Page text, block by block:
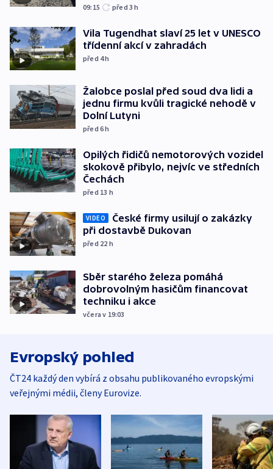
09:15 před 3h
Vila Tugendhat slaví 25 let v UNESCO
třídenní akcí v zahradách
před 4h
Žalobce poslal před soud dva lidi a
jednu firmu kvůli tragické nehodě v
Dolní Lutyni
před 6h
Opilých řidičů nemotorových vozidel
skokově přibylo, nejvíc ve středních
Čechách
před 13 h
VIDEO
České firmy usilují o zakázky
při dostavbě Dukovan
před 22 h
Sběr starého železa pomáhá
dobrovolným hasičům financovat
techniku i akce
včera v 19:03
Evropský pohled
ČT24 každý den vybírá z obsahu publikovaného evropskými
veřejnými médii, členy Eurovize.